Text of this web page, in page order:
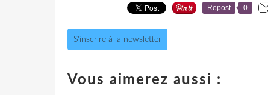
Repost 0
S'inscrire à la newsletter
Vous aimerez aussi :